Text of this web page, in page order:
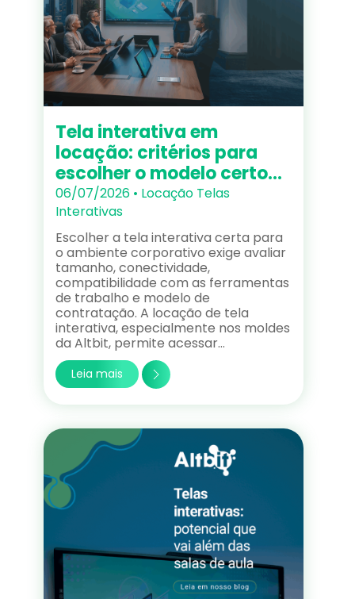
Tela interativa em
locação: critérios para
escolher o modelo certo…
06/07/2026 • Locação Telas
Interativas
Escolher a tela interativa certa para
o ambiente corporativo exige avaliar
tamanho, conectividade,
compatibilidade com as ferramentas
de trabalho e modelo de
contratação. A locação de tela
interativa, especialmente nos moldes
da Altbit, permite acessar…
Leia mais